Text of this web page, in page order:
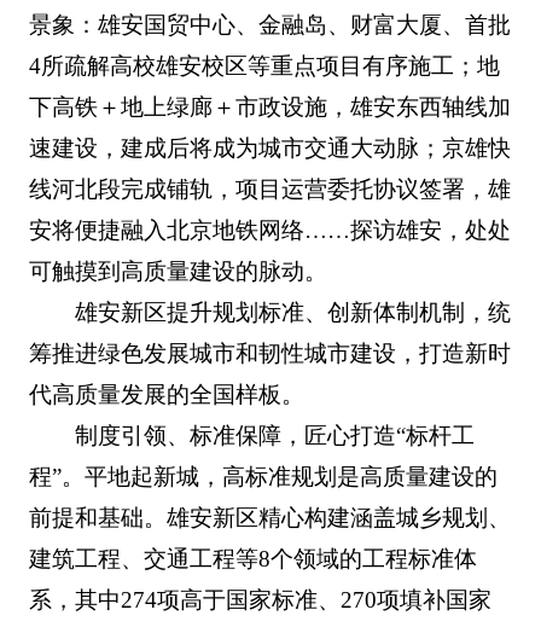
景象：雄安国贸中心、金融岛、财富大厦、首批
4所疏解高校雄安校区等重点项目有序施工；地
下高铁＋地上绿廊＋市政设施，雄安东西轴线加
速建设，建成后将成为城市交通大动脉；京雄快
线河北段完成铺轨，项目运营委托协议签署，雄
安将便捷融入北京地铁网络……探访雄安，处处
可触摸到高质量建设的脉动。
雄安新区提升规划标准、创新体制机制，统
筹推进绿色发展城市和韧性城市建设，打造新时
代高质量发展的全国样板。
制度引领、标准保障，匠心打造“标杆工
程”。平地起新城，高标准规划是高质量建设的
前提和基础。雄安新区精心构建涵盖城乡规划、
建筑工程、交通工程等8个领域的工程标准体
系，其中274项高于国家标准、270项填补国家